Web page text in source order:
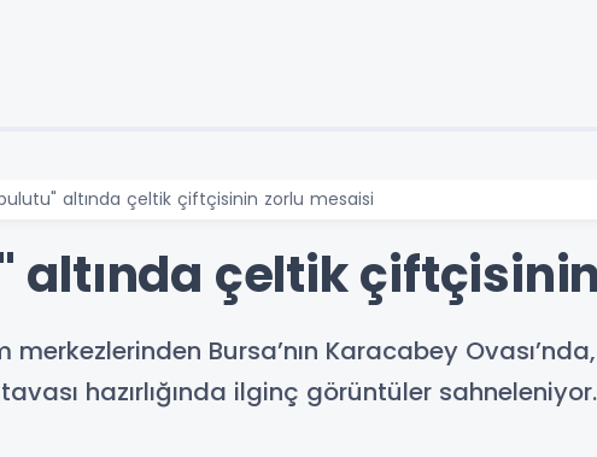
altında çeltik çiftçisinin zorlu mesaisi
altında çeltik
merkezlerinden Bursa’nın Karacabey
hazırlığında ilginç görüntüler sahneleniyor.